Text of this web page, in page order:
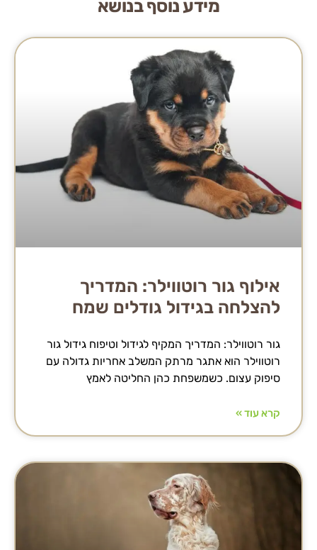
מידע נוסף בנושא
אילוף גור רוטווילר: המדריך
להצלחה בגידול גודלים שמח
גור רוטווילר: המדריך המקיף לגידול וטיפוח גידול גור
רוטווילר הוא אתגר מרתק המשלב אחריות גדולה עם
סיפוק עצום. כשמשפחת כהן החליטה לאמץ
קרא עוד »